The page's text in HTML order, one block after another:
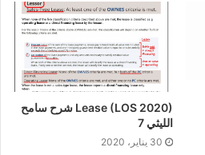
Lease (LOS 2020) شرح سامح
الليثي 7
30 يناير، 2020